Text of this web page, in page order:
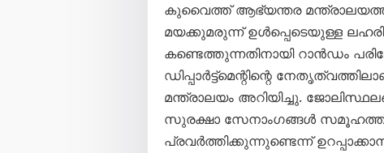
കുവൈത്ത് ആഭ്യന്തര
മയക്കുമരുന്ന് ഉൾപ്പെടെയുള്ള
കണ്ടെത്തുന്നതിനായി റാൻഡം
ഡിപ്പാർട്ട്‌മെന്റിന്റെ
മന്ത്രാലയം അറിയിച്ചു.
സുരക്ഷാ സേനാംഗങ്ങൾ
പ്രവർത്തിക്കുന്നുണ്ടെന്ന്